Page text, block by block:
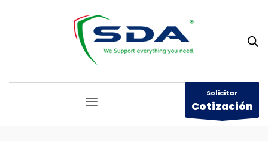
Solicitar
Cotización